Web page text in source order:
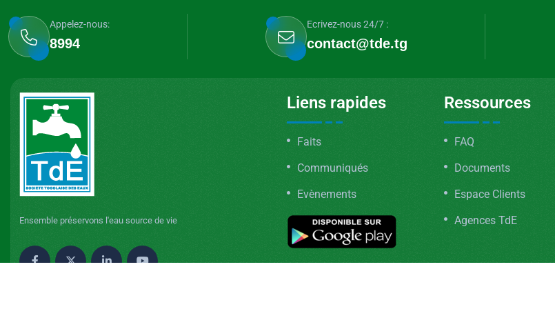
Appelez-nous:
8994
Ecrivez-nous 24/7 :
contact@tde.tg
Ensemble préservons l'eau source de vie
Liens rapides
Faits
Communiqués
Evènements
Ressources
FAQ
Documents
Espace Clients
Agences TdE